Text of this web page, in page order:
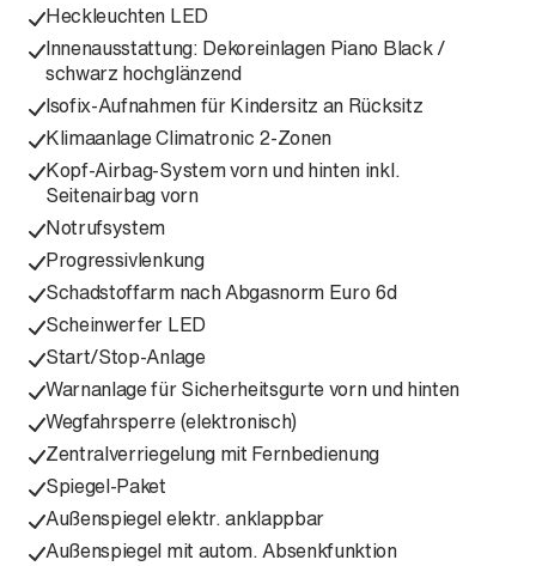
Heckleuchten LED
Innenausstattung: Dekoreinlagen Piano Black /
schwarz hochglänzend
Isofix-Aufnahmen für Kindersitz an Rücksitz
Klimaanlage Climatronic 2-Zonen
Kopf-Airbag-System vorn und hinten inkl.
Seitenairbag vorn
Notrufsystem
Progressivlenkung
Schadstoffarm nach Abgasnorm Euro 6d
Scheinwerfer LED
Start/Stop-Anlage
Warnanlage für Sicherheitsgurte vorn und hinten
Wegfahrsperre (elektronisch)
Zentralverriegelung mit Fernbedienung
Spiegel-Paket
Außenspiegel elektr. anklappbar
Außenspiegel mit autom. Absenkfunktion